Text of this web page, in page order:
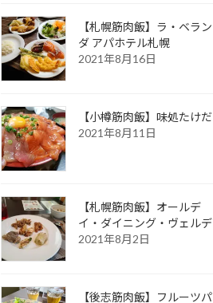
【札幌筋肉飯】ラ・ベラン
ダ アパホテル札幌
2021年8月16日
【小樽筋肉飯】味処たけだ
2021年8月11日
【札幌筋肉飯】オールデ
イ・ダイニング・ヴェルデ
2021年8月2日
【後志筋肉飯】フルーツパ